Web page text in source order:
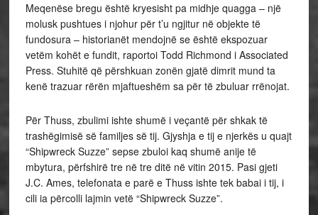
Meqenëse bregu është kryesisht pa midhje quagga – një
molusk pushtues i njohur për t’u ngjitur në objekte të
fundosura – historianët mendojnë se është ekspozuar
vetëm kohët e fundit, raportoi Todd Richmond i Associated
Press. Stuhitë që përshkuan zonën gjatë dimrit mund ta
kenë trazuar rërën mjaftueshëm sa për të zbuluar rrënojat.
Për Thuss, zbulimi ishte shumë i veçantë për shkak të
trashëgimisë së familjes së tij. Gjyshja e tij e njerkës u quajt
“Shipwreck Suzze” sepse zbuloi kaq shumë anije të
mbytura, përfshirë tre në tre ditë në vitin 2015. Pasi gjeti
J.C. Ames, telefonata e parë e Thuss ishte tek babai i tij, i
cili ia përcolli lajmin vetë “Shipwreck Suzze”.